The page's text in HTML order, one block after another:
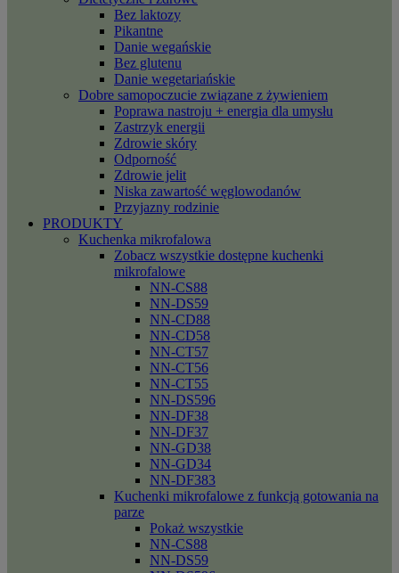
Bez laktozy
Pikantne
Danie wegańskie
Bez glutenu
Danie wegetariańskie
Dobre samopoczucie związane z żywieniem
Poprawa nastroju + energia dla umysłu
Zastrzyk energii
Zdrowie skóry
Odporność
Zdrowie jelit
Niska zawartość węglowodanów
Przyjazny rodzinie
PRODUKTY
Kuchenka mikrofalowa
Zobacz wszystkie dostępne kuchenki
mikrofalowe
NN-CS88
NN-DS59
NN-CD88
NN-CD58
NN-CT57
NN-CT56
NN-CT55
NN-DS596
NN-DF38
NN-DF37
NN-GD38
NN-GD34
NN-DF383
Kuchenki mikrofalowe z funkcją gotowania na
parze
Pokaż wszystkie
NN-CS88
NN-DS59